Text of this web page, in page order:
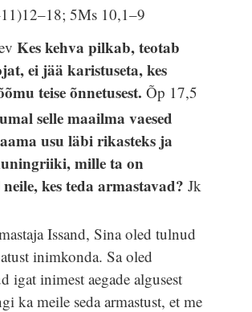
5Ms 10,1–9
Kes kehva pilkab, teotab
ei jää karistuseta, kes
teise õnnetusest.Õp 17,5
selle maailma vaesed
usu läbi rikasteks ja
mille ta on
kes teda armastavad?Jk
Issand, Sina oled tulnud
inimkonda. Sa oled
igat inimest aegade algusest
ka meile seda armastust, et me